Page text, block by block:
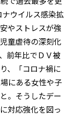
ウイルス感染拡
やストレスが強
童虐待の深刻化
前年比でＤＶ被
、「コロナ禍に
にある女性や子
。そうしたデー
対応強化を図っ